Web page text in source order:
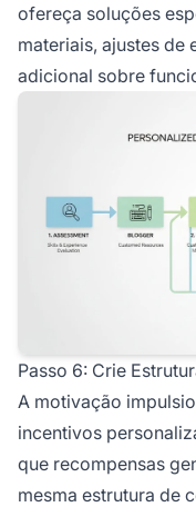
ofereça soluções
materiais, ajustes de
adicional sobre
Passo 6: Crie
A motivação
incentivos
que recompensas
mesma estrutura de